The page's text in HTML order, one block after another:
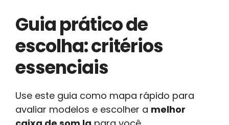
Guia prático de
escolha: critérios
essenciais
Use este guia como mapa rápido para
avaliar modelos e escolher a melhor